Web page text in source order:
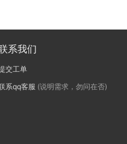
系我们
交工单
系qq客服 (说明需求，勿问在否)